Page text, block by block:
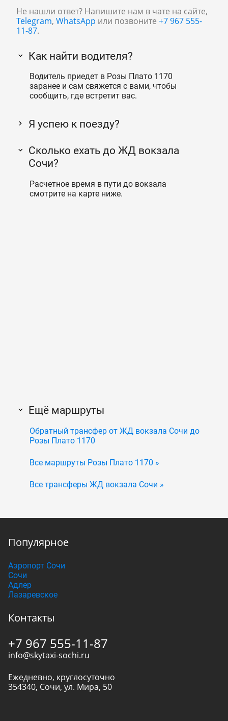
Не нашли ответ? Напишите нам в чате на сайте,
Telegram, WhatsApp или позвоните +7 967 555-
11-87.
Как найти водителя?
Водитель приедет в Розы Плато 1170
заранее и сам свяжется с вами, чтобы
сообщить, где встретит вас.
Я успею к поезду?
Сколько ехать до ЖД вокзала
Сочи?
Расчетное время в пути до вокзала
смотрите на карте ниже.
Ещё маршруты
Обратный трансфер от ЖД вокзала Сочи до
Розы Плато 1170
Все маршруты Розы Плато 1170 »
Все трансферы ЖД вокзала Сочи »
Популярное
Аэропорт Сочи
Сочи
Адлер
Лазаревское
Контакты
+7 967 555-11-87
info@skytaxi-sochi.ru
Ежедневно, круглосуточно
354340, Сочи, ул. Мира, 50